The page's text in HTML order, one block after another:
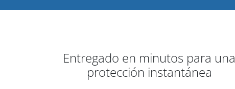
Entregado en minutos para una
protección instantánea